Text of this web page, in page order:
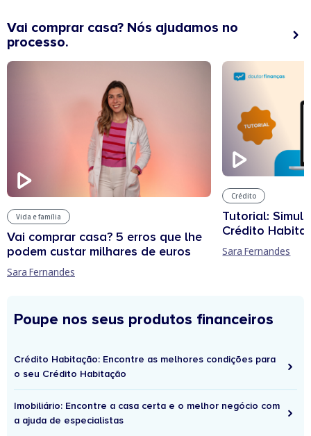
Vai comprar casa? Nós ajudamos no
processo.
Vida e família
Vai comprar casa? 5 erros que lhe
podem custar milhares de euros
Sara Fernandes
Crédito
Tutorial:
Crédito
Sara Fernandes
Poupe nos seus produtos financeiros
Crédito Habitação: Encontre as melhores condições para
o seu Crédito Habitação
Imobiliário: Encontre a casa certa e o melhor negócio com
a ajuda de especialistas